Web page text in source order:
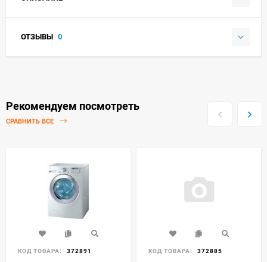
ОТЗЫВЫ 0
Рекомендуем посмотреть
СРАВНИТЬ ВСЕ
КОД ТОВАРА: 372891 КОД ТОВАРА: 372885